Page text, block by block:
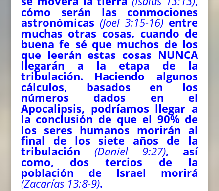
cómo serán las conmociones
astronómicas (Joel 3:15-16) entre
muchas otras cosas, cuando de
buena fe sé que muchos de los
que leerán estas cosas NUNCA
llegarán a la etapa de la
tribulación. Haciendo algunos
cálculos, basados en los
números dados en el
Apocalipsis, podríamos llegar a
la conclusión de que el 90% de
los seres humanos morirán al
final de los siete años de la
tribulación (Daniel 9:27), así
como, dos tercios de la
población de Israel morirá
(Zacarías 13:8-9).